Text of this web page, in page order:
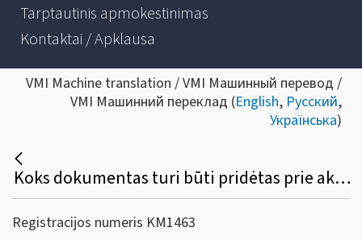
Tarptautinis apmokestinimas
Kontaktai / Apklausa
VMI Machine translation / VMI Машинный перевод /
VMI Машинний переклад (English, Русский,
Українська)
Koks dokumentas turi būti pridėtas prie akcizais apmokestinamų prekių, gabenamų taikant akcizų mokėjimo laikino atidėjimo režimą?
Registracijos numeris KM1463